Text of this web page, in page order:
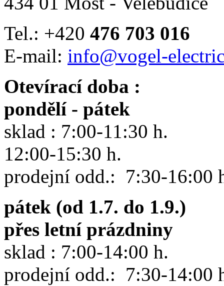
Tel.: +420 476 703 016
E-mail: info@vogel-
Otevírací doba :
pondělí - pátek
sklad : 7:00-11:30 h.
12:00-15:30 h.
prodejní odd.: 7:30-16:00
pátek (od 1.7. do 1.9.)
přes letní prázdniny
sklad : 7:00-14:00 h.
prodejní odd.: 7:30-14:00